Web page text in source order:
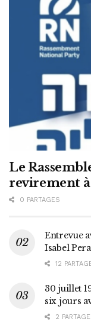
Le
revirement
0 PARTAGES
Entrevue
Isabel
12
30 juillet
six jours
2